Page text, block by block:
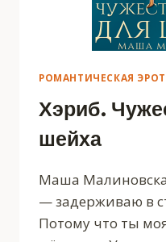
РОМАНТИЧЕСКАЯ
Хэриб.
шейха
Маша
— задерживаю в
Потому что ты